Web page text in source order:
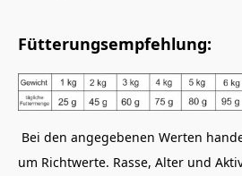
Zutaten, abgestimmt nach
Produktionsverfahrenunter
niedrigen Temperaturen
Die geringe Bröckchengröße ist
Verzehrgewohnheiten kleiner
Fütterungsempfehlung:
Bei den angegebenen Werten
um Richtwerte. Rasse, Alter und